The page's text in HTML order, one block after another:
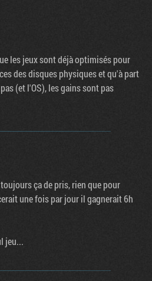
les jeux sont déjà optimisés pour
des disques physiques et qu'à part
(et l'OS), les gains sont pas
ça de pris, rien que pour
une fois par jour il gagnerait 6h
jeu...